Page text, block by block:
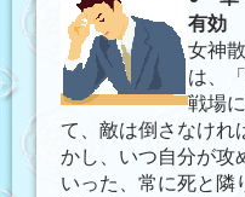
有効
女神
は、
戦場
て、敵は倒さなけれ
かし、いつ自分が攻
いった、常に死と隣